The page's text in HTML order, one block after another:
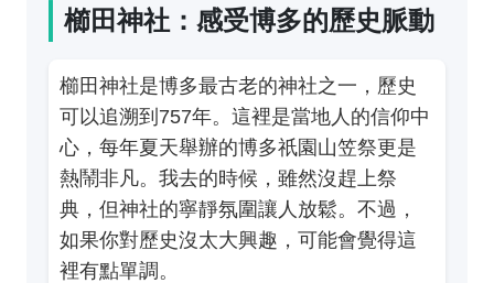
櫛田神社：感受博多的歷史脈動
櫛田神社是博多最古老的神社之一，歷史
可以追溯到757年。這裡是當地人的信仰中
心，每年夏天舉辦的博多祇園山笠祭更是
熱鬧非凡。我去的時候，雖然沒趕上祭
典，但神社的寧靜氛圍讓人放鬆。不過，
如果你對歷史沒太大興趣，可能會覺得這
裡有點單調。